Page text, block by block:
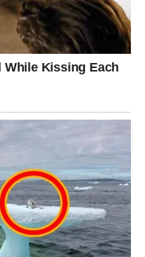
Ali vraća uvećano.
ispunjenja. Za
stare rane. Za druge –
ali sa
vođeni višom silom.
vreme, situacije koje
vodi.